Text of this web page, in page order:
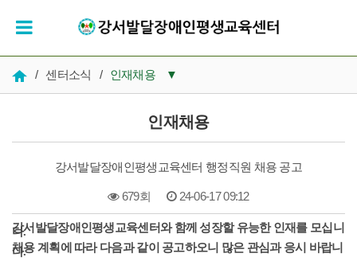
/ 센터소식 / 인재채용 ▼
우리들의 시간
인재채용
인재채용
강서발달장애인평생교육센터 행정직원 채용 공고
679회 24-06-17 09:12
본문
강서발달장애인평생교육센터와 함께 성장할 유능한 인재를 모십니
다.
채용 계획에 따라 다음과 같이 공고하오니 많은 관심과 응시 바랍니
다.